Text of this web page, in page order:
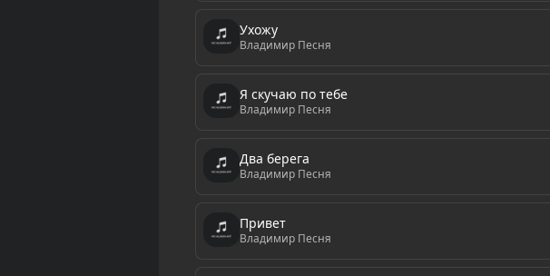
Ухожу
Владимир Песня
Я cкучаю по тебе
Владимир Песня
Два берега
Владимир Песня
Привет
Владимир Песня